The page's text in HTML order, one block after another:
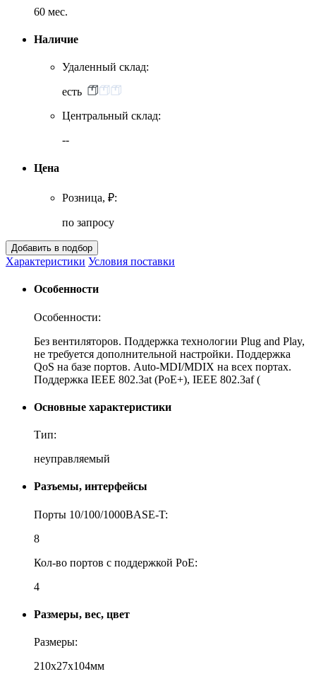
60 мес.
Наличие
Удаленный склад:
есть
Центральный склад:
--
Цена
Розница, ₽:
по запросу
Характеристики Условия поставки
Особенности
Особенности:
Без вентиляторов. Поддержка технологии Plug and Play,
не требуется дополнительной настройки. Поддержка
QoS на базе портов. Auto-MDI/MDIX на всех портах.
Поддержка IEEE 802.3at (PoE+), IEEE 802.3af (
Основные характеристики
Тип:
неуправляемый
Разъемы, интерфейсы
Порты 10/100/1000BASE-T:
8
Кол-во портов с поддержкой PoE:
4
Размеры, вес, цвет
Размеры:
210x27x104мм